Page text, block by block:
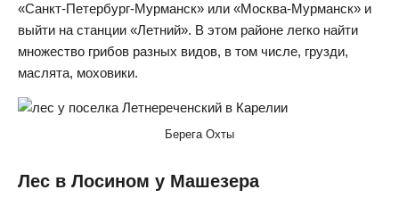
«Санкт-Петербург-Мурманск» или «Москва-Мурманск» и
выйти на станции «Летний». В этом районе легко найти
множество грибов разных видов, в том числе, грузди,
маслята, моховики.
Берега Охты
Лес в Лосином у Машезера